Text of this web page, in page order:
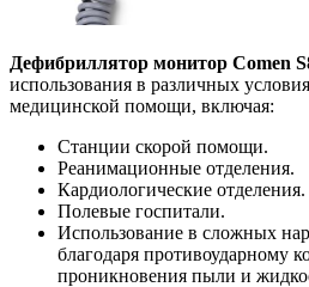
Дефибриллятор монитор Comen
использования в различных
медицинской помощи, включая:
Станции скорой помощи.
Реанимационные отделения.
Кардиологические отделения.
Полевые госпитали.
Использование в сложных
благодаря противоударному
проникновения пыли и